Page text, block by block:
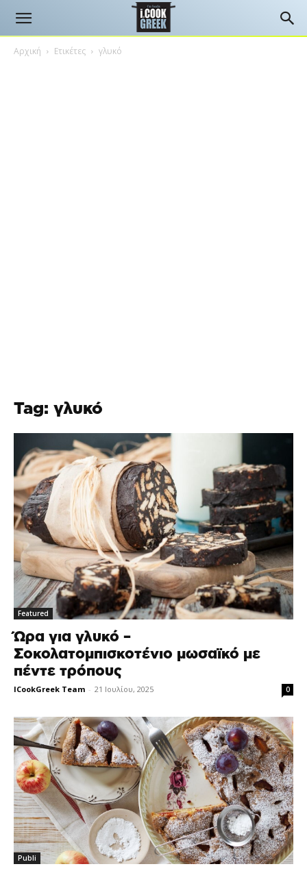
Αρχική Ετικέτες γλυκό
Tag: γλυκό
Featured
Ώρα για γλυκό –
Σοκολατομπισκοτένιο μωσαϊκό με
πέντε τρόπους
ICookGreek Team - 21 Ιουλίου, 2025 0
Publi